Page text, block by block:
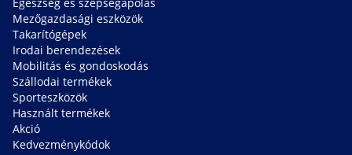
Mezőgazdasági eszközök
Takarítógépek
Irodai berendezések
Mobilitás és gondoskodás
Szállodai termékek
Sporteszközök
Használt termékek
Akció
Kedvezménykódok